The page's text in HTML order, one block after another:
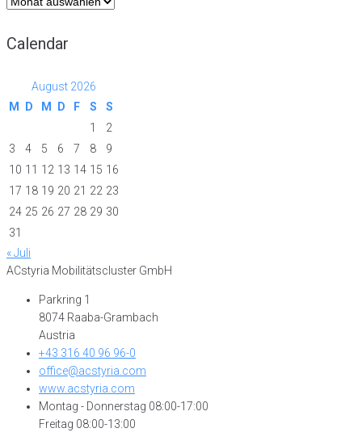
Calendar
August 2026
M
D M D F S
S
1
2
3
4 5 6 7 8
9
10 11 12 13 14 15 16
17 18 19 20 21 22 23
24 25 26 27 28 29 30
31
« Juli
ACstyria Mobilitätscluster GmbH
Parkring 1
8074 Raaba-Grambach
Austria
+43 316 40 96 96-0
office@acstyria.com
www.acstyria.com
Montag - Donnerstag 08:00-17:00
Freitag 08:00-13:00